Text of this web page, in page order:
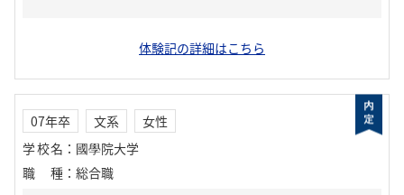
体験記の詳細はこちら
07年卒 文系
女性
学校名 ： 國學院大学
職種 ： 総合職